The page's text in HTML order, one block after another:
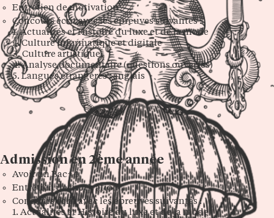
Entretien de motivation
Concours écrit avec les épreuves suivantes :
1. Actualités et Histoire du luxe et de la mode
2. Culture informatique et digitale
3. Culture artistique
4. Analyse documentaire (questions ouvertes)
5. Langues étrangères : anglais
Admission en 2ème année
Avoir un Bac+4
Entretien de motivation
Concours écrit avec les épreuves suivantes :
1. Actualités et Histoire du luxe et de la mode